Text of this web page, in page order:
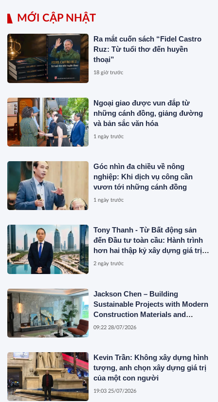
MỚI CẬP NHẬT
Ra mắt cuốn sách “Fidel Castro
Ruz: Từ tuổi thơ đến huyền
thoại”
18 giờ trước
Ngoại giao được vun đắp từ
những cánh đồng, giảng đường
và bản sắc văn hóa
1 ngày trước
Góc nhìn đa chiều về nông
nghiệp: Khi dịch vụ công cần
vươn tới những cánh đồng
1 ngày trước
Tony Thanh - Từ Bất động sản
đến Đầu tư toàn cầu: Hành trình
hơn hai thập kỷ xây dựng giá trị
của một doanh nhân Việt tại Úc
2 ngày trước
Jackson Chen – Building
Sustainable Projects with Modern
Construction Materials and
Innovative Container Solutions
09:22 28/07/2026
Kevin Trần: Không xây dựng hình
tượng, anh chọn xây dựng giá trị
của một con người
19:03 25/07/2026